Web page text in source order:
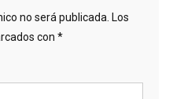
no será publicada. Los
con *